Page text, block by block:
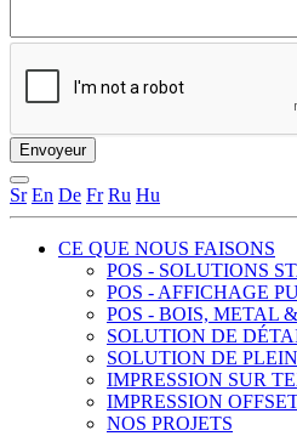
Sr En De Fr Ru Hu
CE QUE NOUS FAISONS
POS - SOLUTIONS
POS - AFFICHAGE
POS - BOIS, METAL
SOLUTION DE
SOLUTION DE
IMPRESSION SUR
IMPRESSION
NOS PROJETS